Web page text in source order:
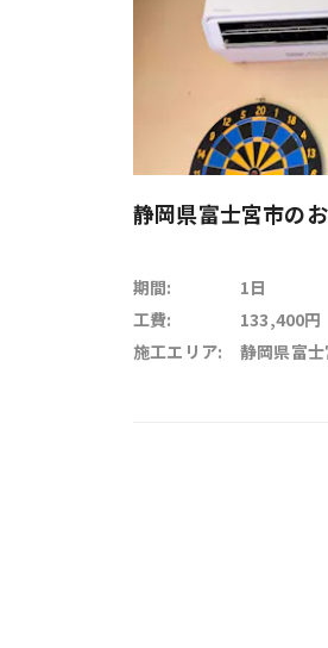
静岡県富士宮市の
期間:
1日
工費:
133,400円
施工エリア:
静岡県富